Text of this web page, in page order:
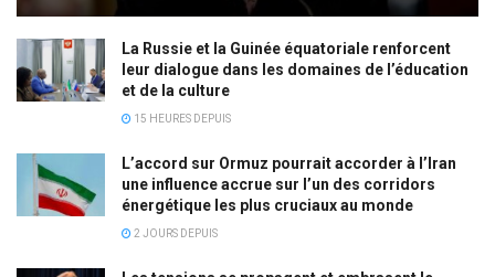
La Russie et la Guinée équatoriale renforcent
leur dialogue dans les domaines de l’éducation
et de la culture
15 HEURES DEPUIS
L’accord sur Ormuz pourrait accorder à l’Iran
une influence accrue sur l’un des corridors
énergétique les plus cruciaux au monde
2 JOURS DEPUIS